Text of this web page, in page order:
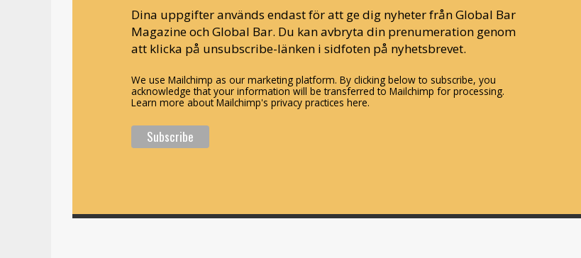
Dina uppgifter används endast för att ge dig nyheter från Global Bar
Magazine och Global Bar. Du kan avbryta din prenumeration genom
att klicka på unsubscribe-länken i sidfoten på nyhetsbrevet.
We use Mailchimp as our marketing platform. By clicking below to subscribe, you
acknowledge that your information will be transferred to Mailchimp for processing.
Learn more about Mailchimp's privacy practices here.